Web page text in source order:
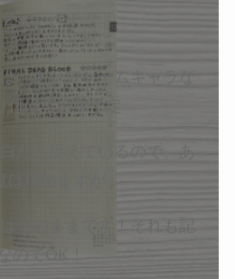
空白です
、あとでゲームキャラな
付けて追加予定
だと捉えているので、あ
そのままです！それも記
のでOK！